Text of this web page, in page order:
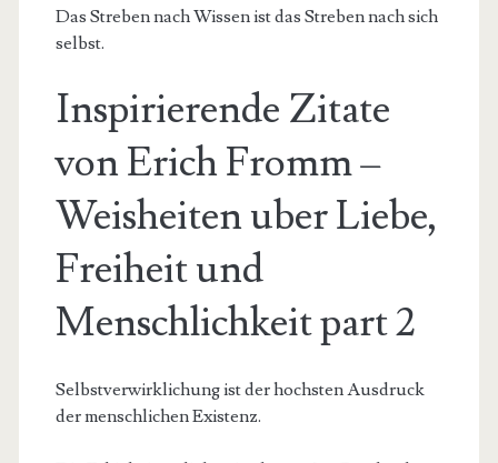
Das Streben nach Wissen ist das Streben nach sich
selbst.
Inspirierende Zitate
von Erich Fromm –
Weisheiten uber Liebe,
Freiheit und
Menschlichkeit part 2
Selbstverwirklichung ist der hochsten Ausdruck
der menschlichen Existenz.